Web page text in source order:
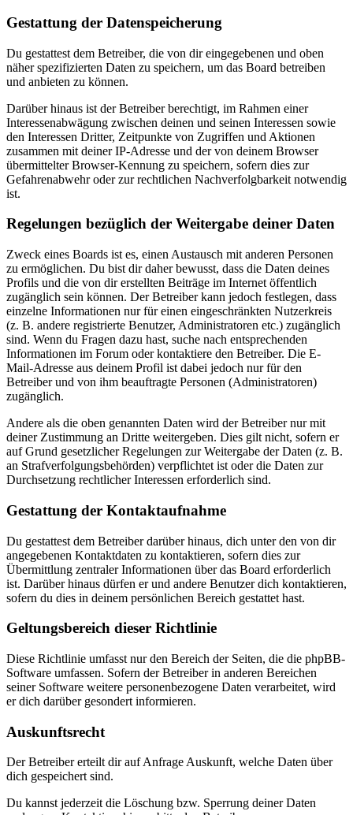
Gestattung der Datenspeicherung
Du gestattest dem Betreiber, die von dir eingegebenen und oben
näher spezifizierten Daten zu speichern, um das Board betreiben
und anbieten zu können.
Darüber hinaus ist der Betreiber berechtigt, im Rahmen einer
Interessenabwägung zwischen deinen und seinen Interessen sowie
den Interessen Dritter, Zeitpunkte von Zugriffen und Aktionen
zusammen mit deiner IP-Adresse und der von deinem Browser
übermittelter Browser-Kennung zu speichern, sofern dies zur
Gefahrenabwehr oder zur rechtlichen Nachverfolgbarkeit notwendig
ist.
Regelungen bezüglich der Weitergabe deiner Daten
Zweck eines Boards ist es, einen Austausch mit anderen Personen
zu ermöglichen. Du bist dir daher bewusst, dass die Daten deines
Profils und die von dir erstellten Beiträge im Internet öffentlich
zugänglich sein können. Der Betreiber kann jedoch festlegen, dass
einzelne Informationen nur für einen eingeschränkten Nutzerkreis
(z. B. andere registrierte Benutzer, Administratoren etc.) zugänglich
sind. Wenn du Fragen dazu hast, suche nach entsprechenden
Informationen im Forum oder kontaktiere den Betreiber. Die E-
Mail-Adresse aus deinem Profil ist dabei jedoch nur für den
Betreiber und von ihm beauftragte Personen (Administratoren)
zugänglich.
Andere als die oben genannten Daten wird der Betreiber nur mit
deiner Zustimmung an Dritte weitergeben. Dies gilt nicht, sofern er
auf Grund gesetzlicher Regelungen zur Weitergabe der Daten (z. B.
an Strafverfolgungsbehörden) verpflichtet ist oder die Daten zur
Durchsetzung rechtlicher Interessen erforderlich sind.
Gestattung der Kontaktaufnahme
Du gestattest dem Betreiber darüber hinaus, dich unter den von dir
angegebenen Kontaktdaten zu kontaktieren, sofern dies zur
Übermittlung zentraler Informationen über das Board erforderlich
ist. Darüber hinaus dürfen er und andere Benutzer dich kontaktieren,
sofern du dies in deinem persönlichen Bereich gestattet hast.
Geltungsbereich dieser Richtlinie
Diese Richtlinie umfasst nur den Bereich der Seiten, die die phpBB-
Software umfassen. Sofern der Betreiber in anderen Bereichen
seiner Software weitere personenbezogene Daten verarbeitet, wird
er dich darüber gesondert informieren.
Auskunftsrecht
Der Betreiber erteilt dir auf Anfrage Auskunft, welche Daten über
dich gespeichert sind.
Du kannst jederzeit die Löschung bzw. Sperrung deiner Daten